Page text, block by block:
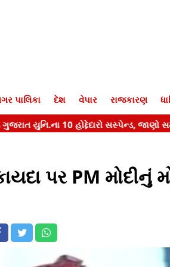
પાલિકા દેશ વેપાર રાજકારણ
પર PM મોદીનું